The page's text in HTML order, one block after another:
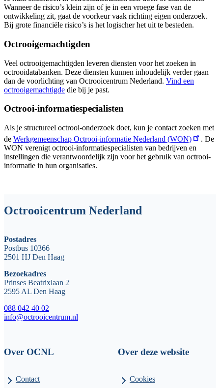
Wanneer de risico’s klein zijn of je in een vroege fase van de
ontwikkeling zit, gaat de voorkeur vaak richting eigen onderzoek.
Bij grote financiële risico’s is het logischer het uit te besteden.
Octrooigemachtigden
Veel octrooigemachtigden leveren diensten voor het zoeken in
octrooidatabanken. Deze diensten kunnen inhoudelijk verder gaan
dan de voorlichting van Octrooicentrum Nederland. Vind een
octrooigemachtigde die bij je past.
Octrooi-informatiespecialisten
Als je structureel octrooi-onderzoek doet, kun je contact zoeken met
de Werkgemeenschap Octrooi-informatie Nederland (WON)
. De
WON verenigt octrooi-informatiespecialisten van bedrijven en
instellingen die verantwoordelijk zijn voor het gebruik van octrooi-
informatie in hun organisaties.
Octrooicentrum Nederland
Postadres
Postbus 10366
2501 HJ Den Haag
Bezoekadres
Prinses Beatrixlaan 2
2595 AL Den Haag
088 042 40 02
info@octrooicentrum.nl
Over OCNL
Contact
Over deze website
Cookies